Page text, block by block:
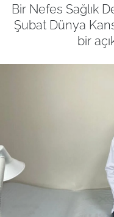
Bir Nefes Sağlık
Şubat Dünya
bir
GÜNDEM
TARIM VE
KÜLTÜR SANAT